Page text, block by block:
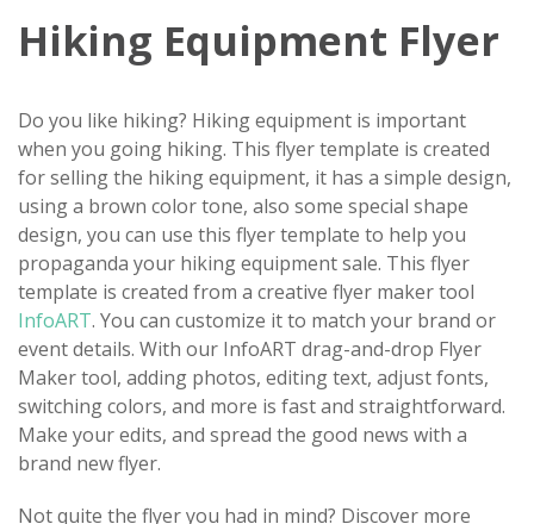
Hiking Equipment Flyer
Do you like hiking? Hiking equipment is important
when you going hiking. This flyer template is created
for selling the hiking equipment, it has a simple design,
using a brown color tone, also some special shape
design, you can use this flyer template to help you
propaganda your hiking equipment sale. This flyer
template is created from a creative flyer maker tool
InfoART. You can customize it to match your brand or
event details. With our InfoART drag-and-drop Flyer
Maker tool, adding photos, editing text, adjust fonts,
switching colors, and more is fast and straightforward.
Make your edits, and spread the good news with a
brand new flyer.
Not quite the flyer you had in mind? Discover more